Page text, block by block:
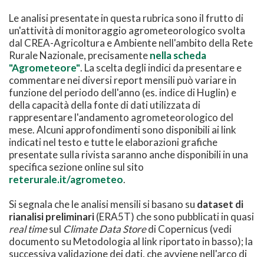
Le analisi presentate in questa rubrica sono il frutto di
un'attività di monitoraggio agrometeorologico svolta
dal CREA-Agricoltura e Ambiente nell'ambito della Rete
Rurale Nazionale, precisamentenella scheda
"Agrometeore". La scelta degli indici da presentare e
commentare nei diversi report mensili può variare in
funzione del periodo dell'anno (es. indice di Huglin) e
della capacità della fonte di dati utilizzata di
rappresentare l'andamento agrometeorologico del
mese. Alcuni approfondimenti sono disponibili ai link
indicati nel testo e tutte le elaborazioni grafiche
presentate sulla rivista saranno anche disponibili in una
specifica sezione online sul sito
reterurale.it/agrometeo.
Si segnala che le analisi mensili si basano su dataset di
rianalisi preliminari(ERA5T) che sono pubblicati in quasi
real timesul Climate Data Storedi Copernicus (vedi
documento su Metodologia al link riportato in basso); la
successiva validazione dei dati, che avviene nell'arco di